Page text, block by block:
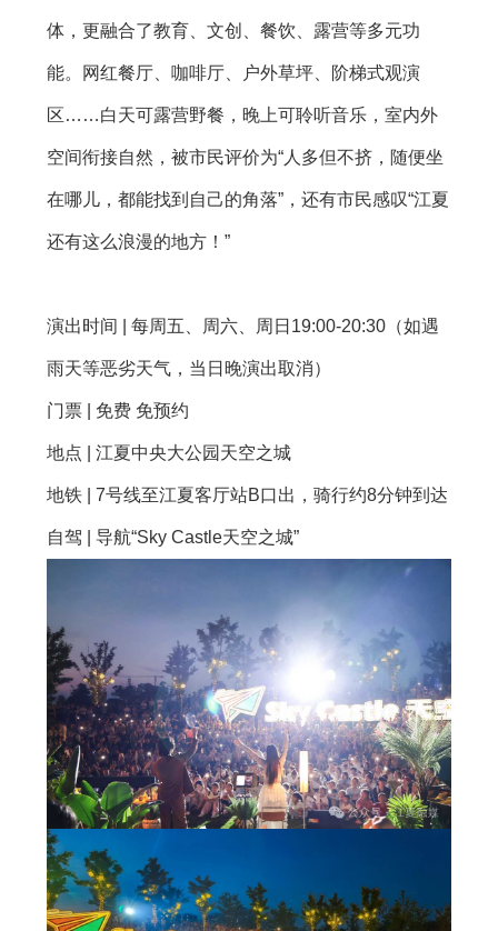
体，更融合了教育、文创、餐饮、露营等多元功
能。网红餐厅、咖啡厅、户外草坪、阶梯式观演
区……白天可露营野餐，晚上可聆听音乐，室内外
空间衔接自然，被市民评价为“人多但不挤，随便坐
在哪儿，都能找到自己的角落”，还有市民感叹“江夏
还有这么浪漫的地方！”
演出时间 | 每周五、周六、周日19:00-20:30（如遇
雨天等恶劣天气，当日晚演出取消）
门票 | 免费 免预约
地点 | 江夏中央大公园天空之城
地铁 | 7号线至江夏客厅站B口出，骑行约8分钟到达
自驾 | 导航“Sky Castle天空之城”